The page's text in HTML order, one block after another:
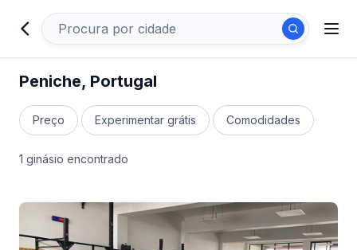
Peniche, Portugal
Preço Experimentar grátis Comodidades
1 ginásio encontrado